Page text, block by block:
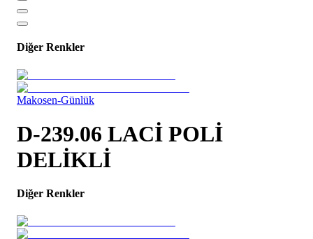
Diğer Renkler
Makosen-Günlük
D-239.06 LACİ POLİ
DELİKLİ
Diğer Renkler